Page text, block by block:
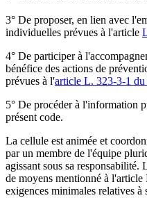
3° De proposer, en lien avec
individuelles prévues à l'article
4° De participer à
bénéfice des actions de
prévues à l'article L. 323-3-1 du
5° De procéder à l'information
présent code.
La cellule est animée et
par un membre de l'équipe
agissant sous sa
de moyens mentionné à
exigences minimales relatives à